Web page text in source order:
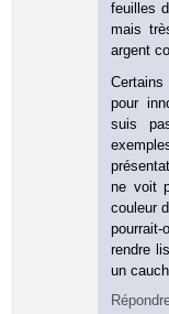
feuilles
mais
argent
Certains
pour
suis
ne voit
couleur
rendre
un